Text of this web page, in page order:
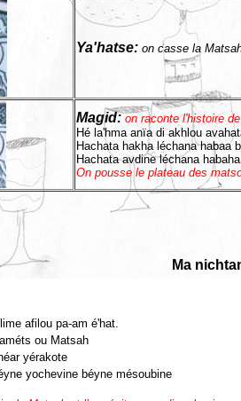
Ya'hatse: on casse la
Magid: on raconte l'histoire
Hé la'hma anïa di akhlou
Hachata hakha léchana habaa
Hachata avdine léchana
On pousse le plateau des
Ma
afilou pa-am é'hat.
ou Matsah
yérakote
yochevine béyne mésoubine